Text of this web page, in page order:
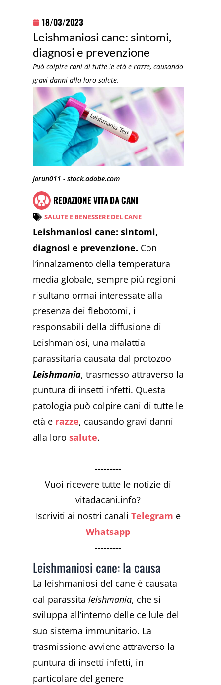
18/03/2023
Leishmaniosi cane: sintomi,
diagnosi e prevenzione
Può colpire cani di tutte le età e razze, causando
gravi danni alla loro salute.
jarun011 - stock.adobe.com
REDAZIONE VITA DA CANI
SALUTE E BENESSERE DEL CANE
Leishmaniosi cane: sintomi,
diagnosi e prevenzione. Con
l’innalzamento della temperatura
media globale, sempre più regioni
risultano ormai interessate alla
presenza dei flebotomi, i
responsabili della diffusione di
Leishmaniosi, una malattia
parassitaria causata dal protozoo
Leishmania, trasmesso attraverso la
puntura di insetti infetti. Questa
patologia può colpire cani di tutte le
età e razze, causando gravi danni
alla lorosalute.
---------
Vuoi ricevere tutte le notizie di
vitadacani.info?
Iscriviti ai nostri canaliTelegram e
Whatsapp
---------
Leishmaniosi cane: la causa
La leishmaniosi del cane è causata
dal parassitaleishmania, che si
sviluppa all’interno delle cellule del
suo sistema immunitario. La
trasmissione avviene attraverso la
puntura di insetti infetti, in
particolare del genere